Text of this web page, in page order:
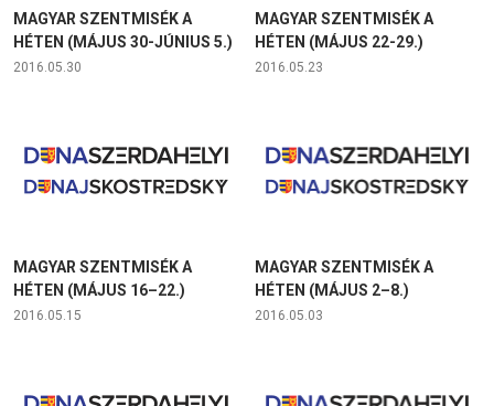
MAGYAR SZENTMISÉK A
HÉTEN (MÁJUS 30-JÚNIUS 5.)
2016.05.30
MAGYAR SZENTMISÉK A
HÉTEN (MÁJUS 22-29.)
2016.05.23
MAGYAR SZENTMISÉK A
HÉTEN (MÁJUS 16–22.)
2016.05.15
MAGYAR SZENTMISÉK A
HÉTEN (MÁJUS 2–8.)
2016.05.03